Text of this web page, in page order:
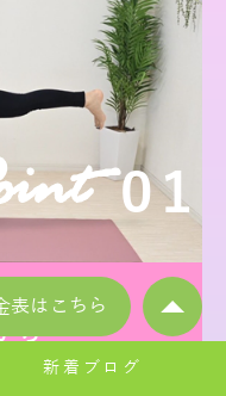
01
ら
新着ブログ
表はこちら